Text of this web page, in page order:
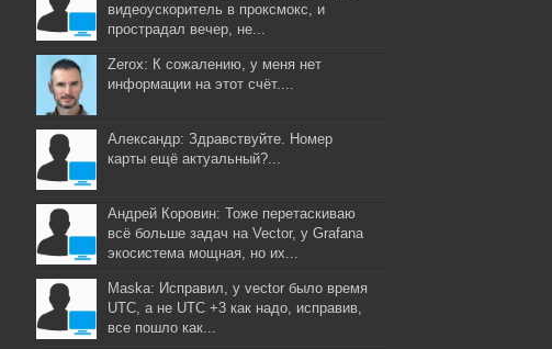
видеоускоритель в проксмокс, и
прострадал вечер, не...
Zerox: К сожалению, у меня нет
информации на этот счёт....
Александр: Здравствуйте. Номер
карты ещё актуальный?...
Андрей Коровин: Тоже перетаскиваю
всё больше задач на Vector, у Grafana
экосистема мощная, но их...
Maska: Исправил, у vector было время
UTC, а не UTC +3 как надо, исправив,
все пошло как...